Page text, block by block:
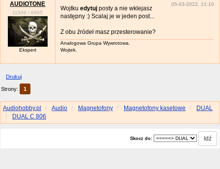
AUDIOTONE
11506 /6665
Ekspert
05-03-2022, 21:10
Wojtku edytujposty a nie wklejasz
następny :) Scalaj je w jeden post...
Z obu źródeł masz przesterowanie?
Analogowa Grupa Wywrotowa.
Wojtek.
Drukuj
Strony: 1
Audiohobby.pl Audio Magnetofony Magnetofony kasetowe
DUAL
DUAL C 806
Skocz do: